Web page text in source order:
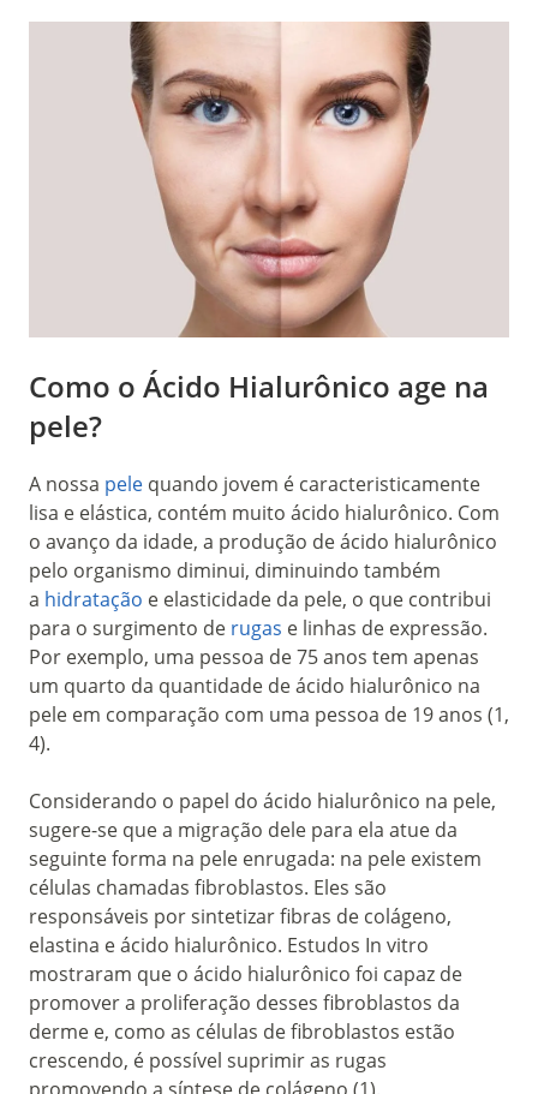
Como o Ácido Hialurônico age na
pele?
A nossa pele quando jovem é caracteristicamente
lisa e elástica, contém muito ácido hialurônico. Com
o avanço da idade, a produção de ácido hialurônico
pelo organismo diminui, diminuindo também
a hidratação e elasticidade da pele, o que contribui
para o surgimento de rugas e linhas de expressão.
Por exemplo, uma pessoa de 75 anos tem apenas
um quarto da quantidade de ácido hialurônico na
pele em comparação com uma pessoa de 19 anos (1,
4).
Considerando o papel do ácido hialurônico na pele,
sugere-se que a migração dele para ela atue da
seguinte forma na pele enrugada: na pele existem
células chamadas fibroblastos. Eles são
responsáveis por sintetizar fibras de colágeno,
elastina e ácido hialurônico. Estudos In vitro
mostraram que o ácido hialurônico foi capaz de
promover a proliferação desses fibroblastos da
derme e, como as células de fibroblastos estão
crescendo, é possível suprimir as rugas